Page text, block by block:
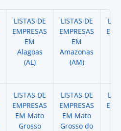
LISTAS DE
EMPRESAS
EM
Alagoas
(AL)
LISTAS DE
EMPRESAS
EM
Amazonas
(AM)
LISTAS DE
EMPRESAS
EM Mato
Grosso
LISTAS DE
EMPRESAS
EM Mato
Grosso do